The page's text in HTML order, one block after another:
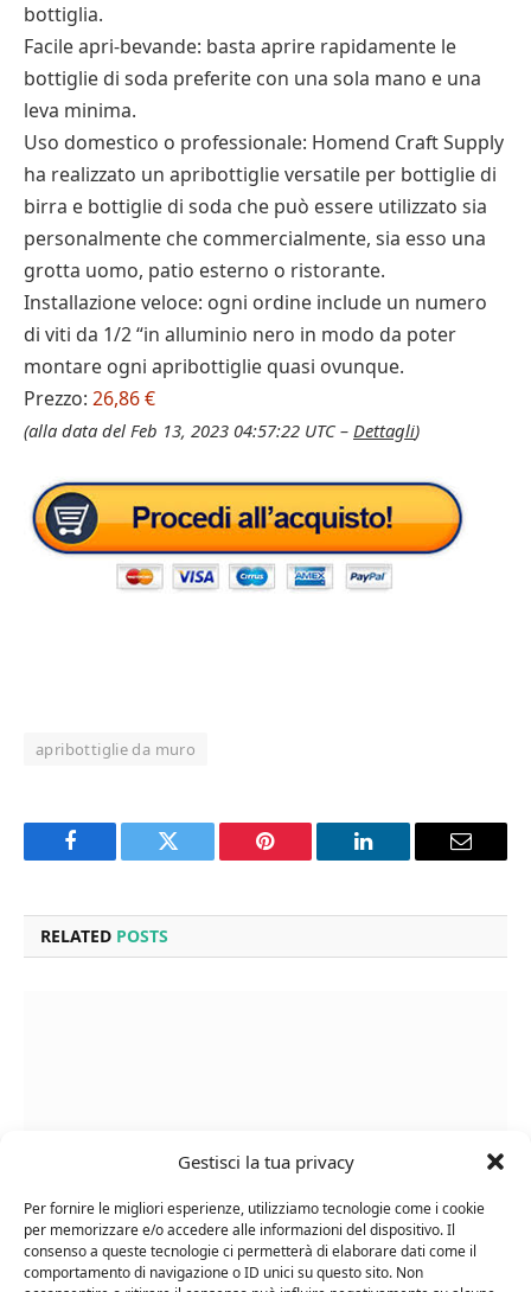
Gestisci la tua privacy
Per fornire le migliori esperienze, utilizziamo tecnologie come i cookie
per memorizzare e/o accedere alle informazioni del dispositivo. Il
consenso a queste tecnologie ci permetterà di elaborare dati come il
comportamento di navigazione o ID unici su questo sito. Non
bottiglia.
Facile apri-bevande: basta aprire rapidamente le
bottiglie di soda preferite con una sola mano e una
leva minima.
Uso domestico o professionale: Homend Craft Supply
ha realizzato un apribottiglie versatile per bottiglie di
birra e bottiglie di soda che può essere utilizzato sia
personalmente che commercialmente, sia esso una
grotta uomo, patio esterno o ristorante.
Installazione veloce: ogni ordine include un numero
di viti da 1/2 “in alluminio nero in modo da poter
montare ogni apribottiglie quasi ovunque.
Prezzo: 26,86 €
(alla data del Feb 13, 2023 04:57:22 UTC – Dettagli)
apribottiglie da muro
Facebook Twitter Pinterest LinkedIn Email
RELATED POSTS
Cipriani Arrigo, Vino Rosso Veneto IGT 2015,